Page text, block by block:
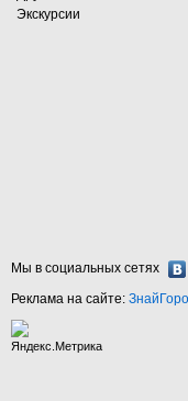
Экскурсии
Мы в социальных сетях
Реклама на сайте: